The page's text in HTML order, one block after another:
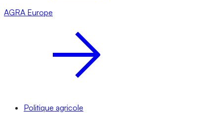
AGRA Europe
Politique agricole